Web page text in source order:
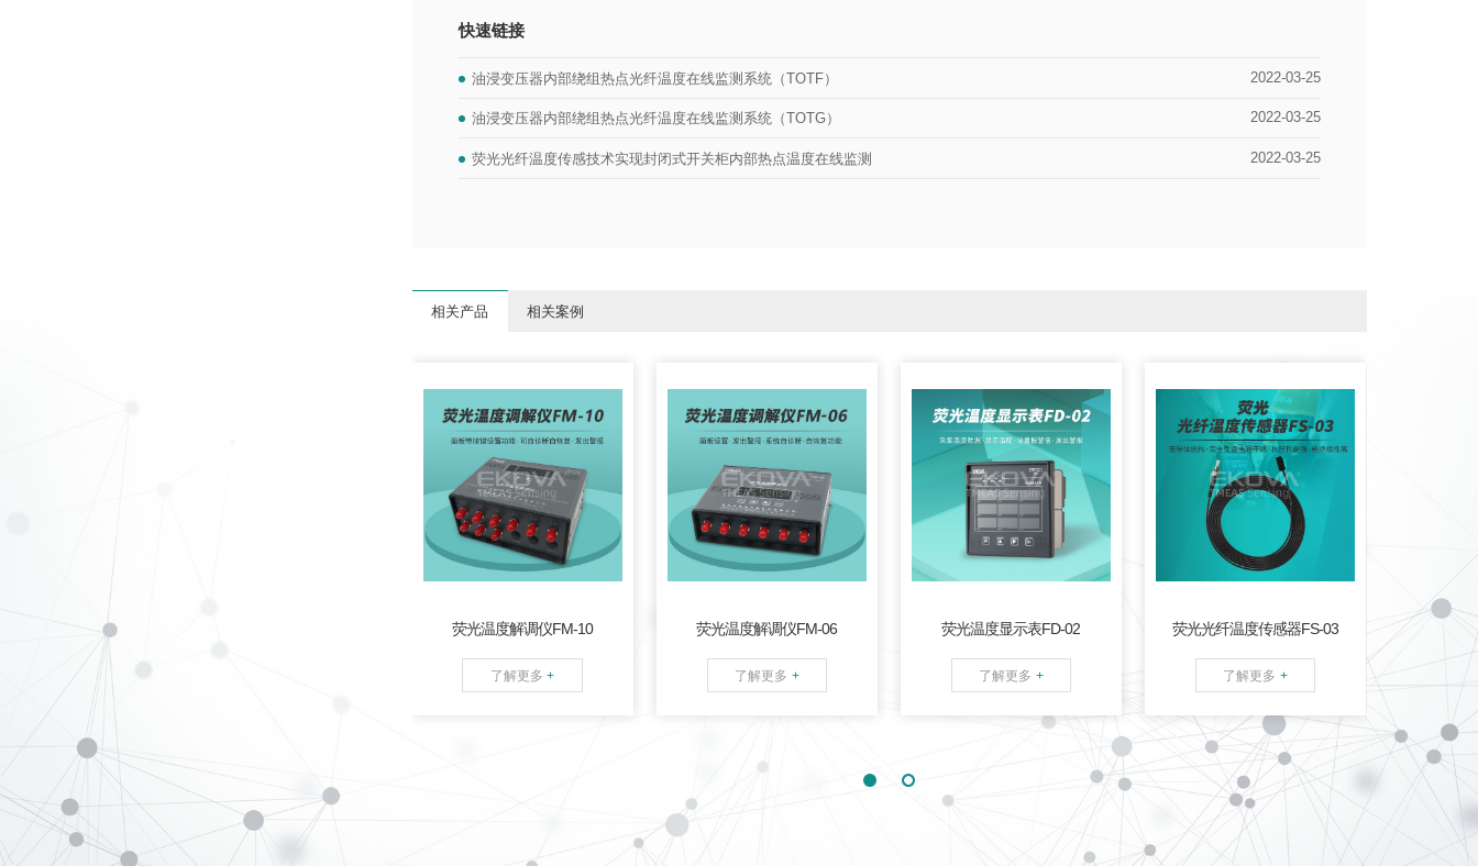
快速链接
油浸变压器内部绕组热点光纤温度在线监测系统（TOTF） 2022-03-25
油浸变压器内部绕组热点光纤温度在线监测系统（TOTG） 2022-03-25
荧光光纤温度传感技术实现封闭式开关柜内部热点温度在线监测 2022-03-25
相关产品 相关案例
荧光温度解调仪FM-10
了解更多 +
9~12通道温度解析及2通道
对外RS 485串口； 内部带
有蜂鸣器报警功能；设备
带有自诊断，自恢复等功
能。
荧光温度解调仪FM-06
了解更多 +
6通道温度解析及2通道对
外RS 485串口；多种配置
方式可选；设备带有自诊
断，自恢复等功能。
荧光温度显示表FD-02
了解更多 +
高亮数码管显示；报警按
键设置；拨码修改本机地
址；一键消除报警设置；
灵活组网；安装方便。
荧光光纤温度传感器FS-03
了解更多 +
基于荧光测温技术的光学
温度测量，性能稳定；全
光信号温度测量，无导体
结构，对电磁干扰完全免
疫；一体式环氧板探头封
（含一次转接延长）；光
接口类型可接受定制；室
外工况设计，光缆化学稳